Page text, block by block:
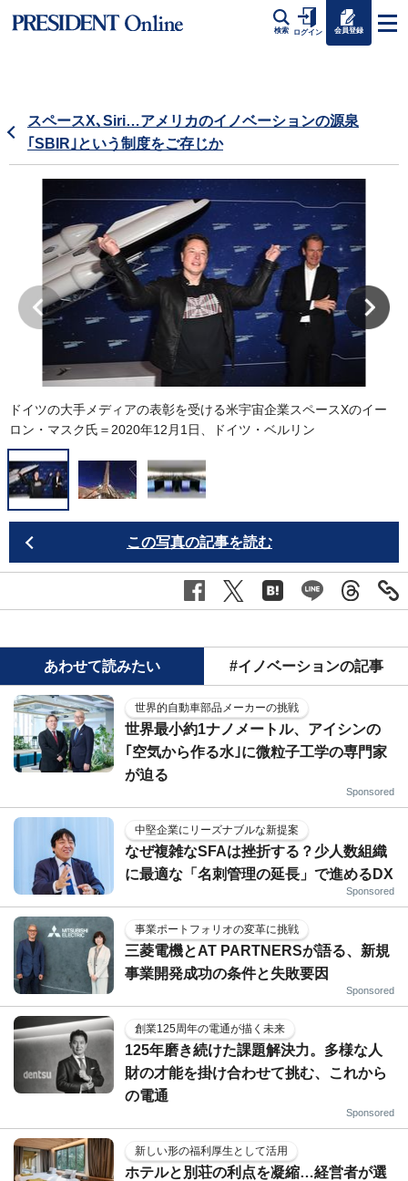
検索 ログイン 会員登録
スペースX､Siri…アメリカのイノベーションの源泉
｢SBIR｣という制度をご存じか
ドイツの大手メディアの表彰を受ける米宇宙企業スペースXのイー
ロン・マスク氏＝2020年12月1日、ドイツ・ベルリン
この写真の記事を読む
あわせて読みたい #イノベーションの記事
世界的自動車部品メーカーの挑戦
世界最小約1ナノメートル、アイシンの
｢空気から作る水｣に微粒子工学の専門家
が迫る
Sponsored
中堅企業にリーズナブルな新提案
なぜ複雑なSFAは挫折する？少人数組織
に最適な「名刺管理の延長」で進めるDX
Sponsored
事業ポートフォリオの変革に挑戦
三菱電機とAT PARTNERSが語る、新規
事業開発成功の条件と失敗要因
Sponsored
創業125周年の電通が描く未来
125年磨き続けた課題解決力。多様な人
財の才能を掛け合わせて挑む、これから
の電通
Sponsored
新しい形の福利厚生として活用
ホテルと別荘の利点を凝縮…経営者が選